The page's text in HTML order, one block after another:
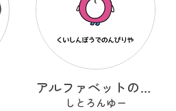
アルファベットのOのおーまる
しとろんゆー